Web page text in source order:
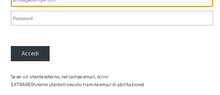
Accedi
Se sei un utente esterno, nel campo email, scrivi
EXTRARER\nome utente(ricevuto tramite email di abilitazione)